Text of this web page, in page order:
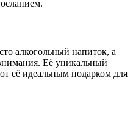
алкогольный напиток, а
Её уникальный
её идеальным подарком для